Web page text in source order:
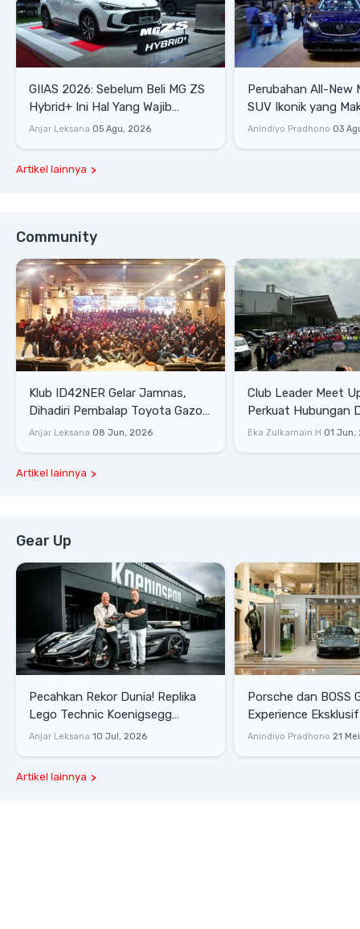
GIIAS 2026: Sebelum Beli MG ZS
Hybrid+ Ini Hal Yang Wajib
Diketahui
Anjar Leksana 05 Agu, 2026
Perubahan All-New
SUV Ikonik yang
Mewah, dan Matang
Anindiyo Pradhono 03
Artikel lainnya
Community
Klub ID42NER Gelar Jamnas,
Dihadiri Pembalap Toyota Gazoo
Racing
Anjar Leksana 08 Jun, 2026
Club Leader Meet
Perkuat Hubungan
Dengan Komunitas
Eka Zulkarnain H 01 Jun,
Artikel lainnya
Gear Up
Pecahkan Rekor Dunia! Replika
Lego Technic Koenigsegg
Sadair's Spear Ukuran Asli Sukses
Anjar Leksana 10 Jul, 2026
Porsche dan BOSS
Experience
Senayan, Hadirkan
Anindiyo Pradhono 21
Artikel lainnya